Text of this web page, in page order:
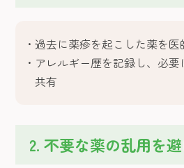
過去に薬疹を起こした薬を医
アレルギー歴を記録し、必
共有
2. 不要な薬の乱用を